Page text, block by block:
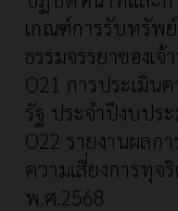
เกณฑ์การรับทรัพ
ธรรมจรรยาของเ
O21 การประเมิน
รัฐ ประจำปีงบปร
O22 รายงานผลก
ความเสี่ยงการทุ
พ.ศ.2568